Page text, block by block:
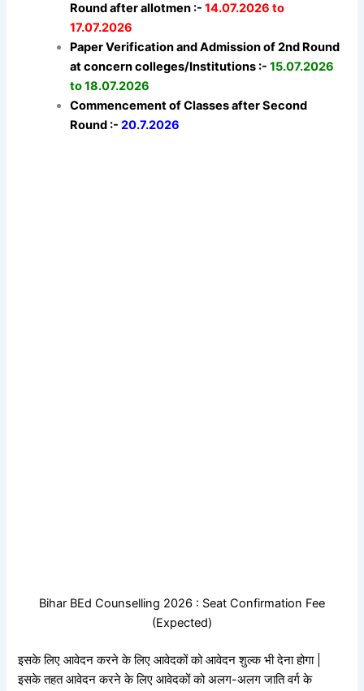
Round after allotmen :- 14.07.2026 to
17.07.2026
Paper Verification and Admission of 2nd Round
at concern colleges/Institutions :-15.07.2026
to 18.07.2026
Commencement of Classes after Second
Round :-20.7.2026
Bihar BEd Counselling 2026 : Seat Confirmation Fee
(Expected)
इसके लिए आवेदन करने के लिए आवेदकों को आवेदन शुल्क भी देना होगा |
इसके तहत आवेदन करने के लिए आवेदकों को अलग-अलग जाति वर्ग के